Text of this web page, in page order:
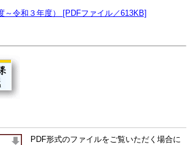
～令和３年度） [PDFファイル／613KB]
PDF形式のファイルをご覧いただく場合に